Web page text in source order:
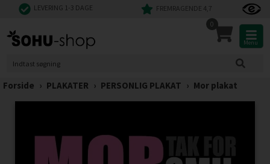
LEVERING 1-3 DAGE FREMRAGENDE 4,7
0
Menu
Forside › PLAKATER › PERSONLIG PLAKAT › Mor plakat